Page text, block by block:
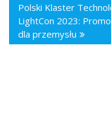
Polski Klaster
LightCon 2023:
dla przemysłu